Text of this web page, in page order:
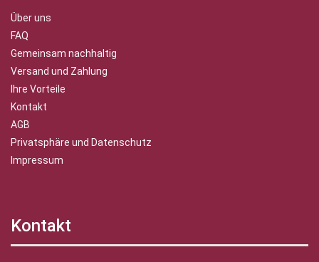
Über uns
FAQ
Gemeinsam nachhaltig
Versand und Zahlung
Ihre Vorteile
Kontakt
AGB
Privatsphäre und Datenschutz
Impressum
Kontakt